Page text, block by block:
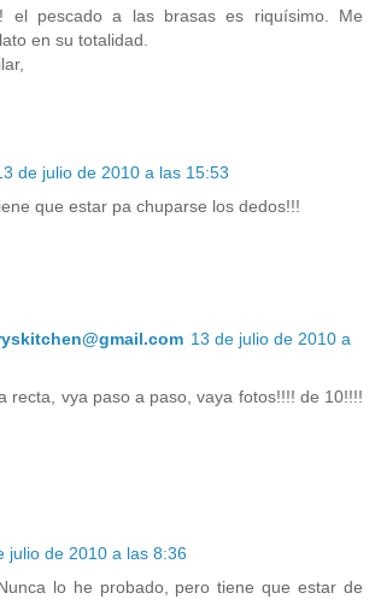
el pescado a las brasas es riquísimo. Me
en su totalidad.
de julio de 2010 a las 15:53
que estar pa chuparse los dedos!!!
13 de julio de 2010 a
recta, vya paso a paso, vaya fotos!!!! de 10!!!!
julio de 2010 a las 8:36
lo he probado, pero tiene que estar de